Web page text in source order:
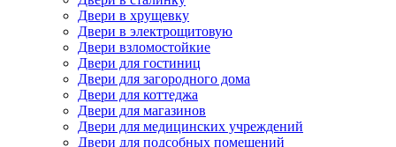
Двери в хрущевку
Двери в электрощитовую
Двери взломостойкие
Двери для гостиниц
Двери для загородного дома
Двери для коттеджа
Двери для магазинов
Двери для медицинских учреждений
Двери для подсобных помещений